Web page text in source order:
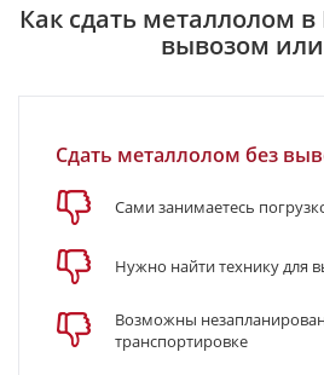
Как сдать металлолом
вывозом или
Сдать металлолом без
Сами занимаетесь
Нужно найти технику для
Возможны
транспортировке